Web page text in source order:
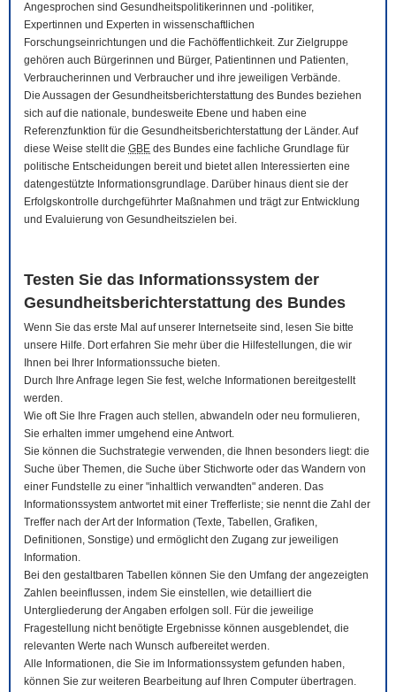
Angesprochen sind Gesundheitspolitikerinnen und -politiker,
Expertinnen und Experten in wissenschaftlichen
Forschungseinrichtungen und die Fachöffentlichkeit. Zur Zielgruppe
gehören auch Bürgerinnen und Bürger, Patientinnen und Patienten,
Verbraucherinnen und Verbraucher und ihre jeweiligen Verbände.
Die Aussagen der Gesundheitsberichterstattung des Bundes beziehen
sich auf die nationale, bundesweite Ebene und haben eine
Referenzfunktion für die Gesundheitsberichterstattung der Länder. Auf
diese Weise stellt die GBE des Bundes eine fachliche Grundlage für
politische Entscheidungen bereit und bietet allen Interessierten eine
datengestützte Informationsgrundlage. Darüber hinaus dient sie der
Erfolgskontrolle durchgeführter Maßnahmen und trägt zur Entwicklung
und Evaluierung von Gesundheitszielen bei.
Testen Sie das Informationssystem der
Gesundheitsberichterstattung des Bundes
Wenn Sie das erste Mal auf unserer Internetseite sind, lesen Sie bitte
unsere Hilfe. Dort erfahren Sie mehr über die Hilfestellungen, die wir
Ihnen bei Ihrer Informationssuche bieten.
Durch Ihre Anfrage legen Sie fest, welche Informationen bereitgestellt
werden.
Wie oft Sie Ihre Fragen auch stellen, abwandeln oder neu formulieren,
Sie erhalten immer umgehend eine Antwort.
Sie können die Suchstrategie verwenden, die Ihnen besonders liegt: die
Suche über Themen, die Suche über Stichworte oder das Wandern von
einer Fundstelle zu einer "inhaltlich verwandten" anderen. Das
Informationssystem antwortet mit einer Trefferliste; sie nennt die Zahl der
Treffer nach der Art der Information (Texte, Tabellen, Grafiken,
Definitionen, Sonstige) und ermöglicht den Zugang zur jeweiligen
Information.
Bei den gestaltbaren Tabellen können Sie den Umfang der angezeigten
Zahlen beeinflussen, indem Sie einstellen, wie detailliert die
Untergliederung der Angaben erfolgen soll. Für die jeweilige
Fragestellung nicht benötigte Ergebnisse können ausgeblendet, die
relevanten Werte nach Wunsch aufbereitet werden.
Alle Informationen, die Sie im Informationssystem gefunden haben,
können Sie zur weiteren Bearbeitung auf Ihren Computer übertragen.